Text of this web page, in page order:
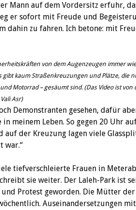
Mann auf dem Vordersitz erfuhr,
er sofort mit Freude und
dahin zu fahren. Ich betone: mit
von dem Augenzeugen immer
gibt kaum ‎Straßenkreuzungen und Plätze, die
Motorrad – gesäumt sind. (Das Video ist von
Asr)
Demonstranten gesehen, dafür
meinem Leben. So gegen 20 Uhr
auf der Kreuzung lagen viele
war.“
tiefverschleierte Frauen in
sie weiter. Der Laleh-Park ist
Protest geworden. Die Mütter
Auseinandersetzungen